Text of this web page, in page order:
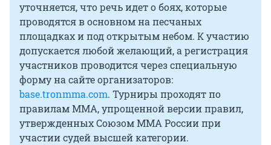
уточняется, что речь идет о боях, которые
проводятся в основном на песчаных
площадках и под открытым небом. К участию
допускается любой желающий, а регистрация
участников проводится через специальную
форму на сайте организаторов:
base.tronmma.com. Турниры проходят по
правилам ММА, упрощенной версии правил,
утвержденных Союзом ММА России при
участии судей высшей категории.